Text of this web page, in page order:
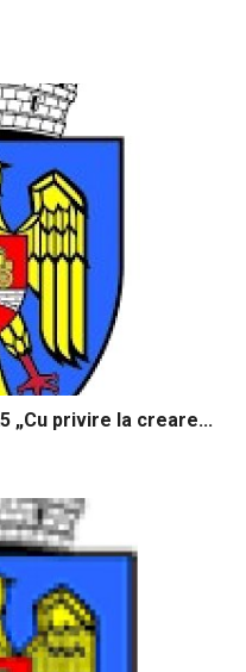
„Cu privire la creare...